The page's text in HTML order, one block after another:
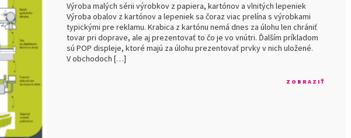
Výroba malých sérii výrobkov z papiera, kartónov a vlnitých lepeniek
Výroba obalov z kartónov a lepeniek sa čoraz viac prelína s výrobkami
typickými pre reklamu. Krabica z kartónu nemá dnes za úlohu len chrániť
tovar pri doprave, ale aj prezentovať to čo je vo vnútri. Ďalším príkladom
sú POP displeje, ktoré majú za úlohu prezentovať prvky v nich uložené.
V obchodoch […]
ZOBRAZIŤ